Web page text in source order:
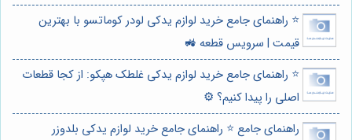
⭐️ راهنمای جامع خرید لوازم یدکی لودر کوماتسو با بهترین
قیمت | سرویس قطعه 🚜
⭐️ راهنمای جامع خرید لوازم یدکی غلطک هپکو: از کجا قطعات
اصلی را پیدا کنیم؟ ⚙️
راهنمای جامع ⭐️ راهنمای جامع خرید لوازم یدکی بلدوزر